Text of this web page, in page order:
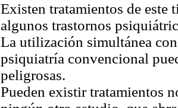
Existen tratamientos de este
algunos trastornos
La utilización simultánea
psiquiatría convencional
peligrosas.
Pueden existir tratamientos